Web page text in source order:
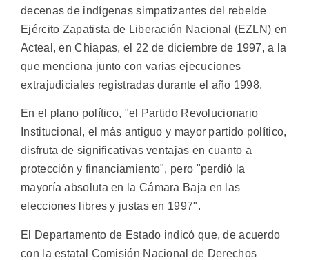
decenas de indígenas simpatizantes del rebelde
Ejército Zapatista de Liberación Nacional (EZLN) en
Acteal, en Chiapas, el 22 de diciembre de 1997, a la
que menciona junto con varias ejecuciones
extrajudiciales registradas durante el año 1998.
En el plano político, "el Partido Revolucionario
Institucional, el más antiguo y mayor partido político,
disfruta de significativas ventajas en cuanto a
protección y financiamiento", pero "perdió la
mayoría absoluta en la Cámara Baja en las
elecciones libres y justas en 1997".
El Departamento de Estado indicó que, de acuerdo
con la estatal Comisión Nacional de Derechos